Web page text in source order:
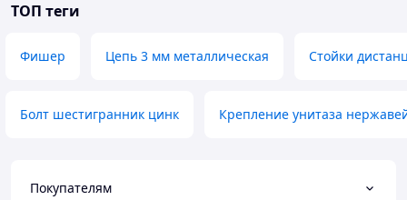
ТОП теги
Фишер Цепь 3 мм металлическая Стойки
Болт шестигранник цинк Крепление унитаза
Покупателям